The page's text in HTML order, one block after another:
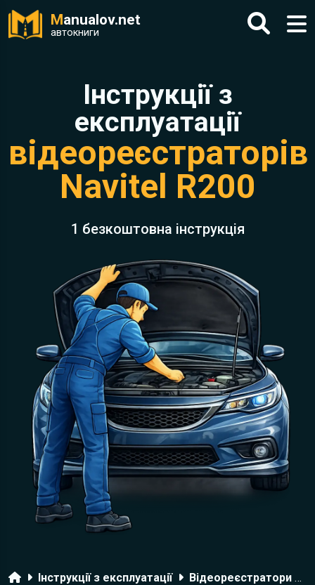
Manualov.net
автокниги
Інструкції з
експлуатації
відеореєстраторів
Navitel R200
1 безкоштовна інструкція
ГоловнаІнструкції з експлуатації
Відеореєстратори Navitel